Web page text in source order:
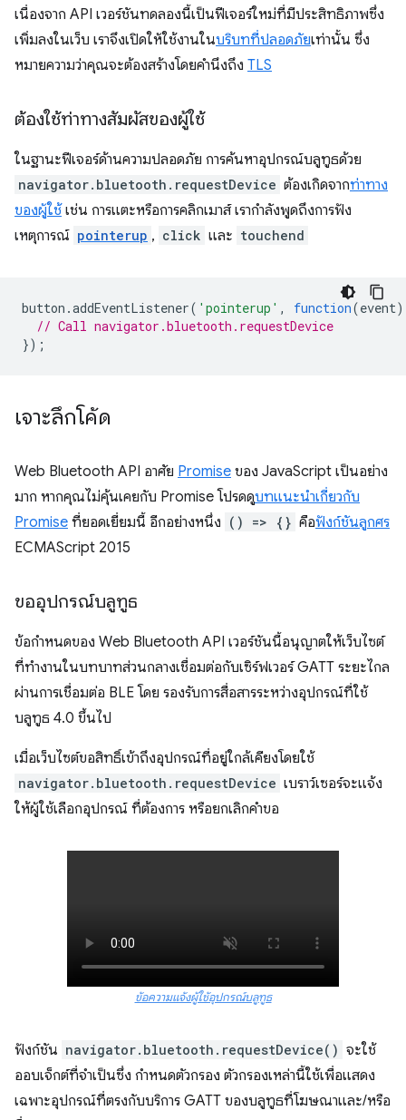
เนื่องจาก API เวอร์ชันทดลองนี้เป็นฟีเจอร์ใหม่ที่มีประสิทธิภาพซึ่ง
เพิ่มลงในเว็บ เราจึงเปิดให้ใช้งานในบริบทที่ปลอดภัยเท่านั้น ซึ่ง
หมายความว่าคุณจะต้องสร้างโดยคำนึงถึง TLS
ต้องใช้ท่าทางสัมผัสของผู้ใช้
ในฐานะฟีเจอร์ด้านความปลอดภัย การค้นหาอุปกรณ์บลูทูธด้วย
navigator.bluetooth.requestDevice ต้องเกิดจากท่าทาง
ของผู้ใช้ เช่น การแตะหรือการคลิกเมาส์ เรากำลังพูดถึงการฟัง
เหตุการณ์ pointerup , click และ touchend
button .addEventListener( 'pointerup' , function(event)
// Call navigator.bluetooth.requestDevice
});
เจาะลึกโค้ด
Web Bluetooth API อาศัย Promise ของ JavaScript เป็นอย่าง
มาก หากคุณไม่คุ้นเคยกับ Promise โปรดดูบทแนะนำเกี่ยวกับ
Promise ที่ยอดเยี่ยมนี้ อีกอย่างหนึ่ง () => {} คือฟังก์ชันลูกศร
ECMAScript 2015
ขออุปกรณ์บลูทูธ
ข้อกำหนดของ Web Bluetooth API เวอร์ชันนี้อนุญาตให้เว็บไซต์
ที่ทำงานในบทบาทส่วนกลางเชื่อมต่อกับเซิร์ฟเวอร์ GATT ระยะไกล
ผ่านการเชื่อมต่อ BLE โดย รองรับการสื่อสารระหว่างอุปกรณ์ที่ใช้
บลูทูธ 4.0 ขึ้นไป
เมื่อเว็บไซต์ขอสิทธิ์เข้าถึงอุปกรณ์ที่อยู่ใกล้เคียงโดยใช้
navigator.bluetooth.requestDevice เบราว์เซอร์จะแจ้ง
ให้ผู้ใช้เลือกอุปกรณ์ ที่ต้องการ หรือยกเลิกคำขอ
ข้อความแจ้งผู้ใช้อุปกรณ์บลูทูธ
ฟังก์ชัน navigator.bluetooth.requestDevice() จะใช้
ออบเจ็กต์ที่จำเป็นซึ่ง กำหนดตัวกรอง ตัวกรองเหล่านี้ใช้เพื่อแสดง
เฉพาะอุปกรณ์ที่ตรงกับบริการ GATT ของบลูทูธที่โฆษณาและ/หรือ